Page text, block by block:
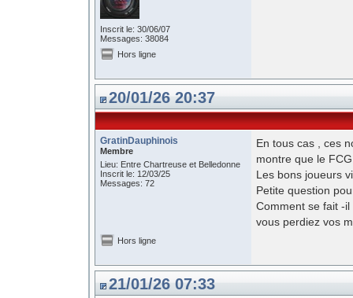
Inscrit le: 30/06/07
Messages: 38084
Hors ligne
20/01/26 20:37
GratinDauphinois
Membre
Lieu: Entre Chartreuse et Belledonne
Inscrit le: 12/03/25
Messages: 72
En tous cas , ces
montre que le
Les bons joueurs
Petite question
Comment se fait -
vous perdiez vos
Hors ligne
21/01/26 07:33